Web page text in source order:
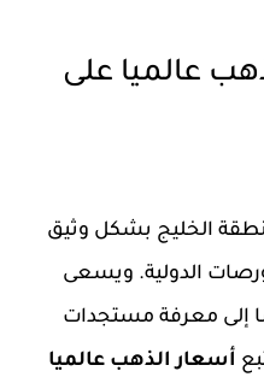
عالميا على
الخليج بشكل وثيق
الدولية. ويسعى
إلى معرفة مستجدات
أسعار الذهب عالميا